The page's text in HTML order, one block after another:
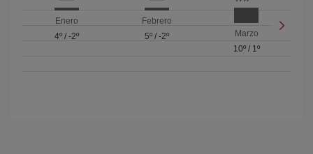
Enero
4º/ -2º
Febrero
5º/ -2º
Marzo
10º/ 1º